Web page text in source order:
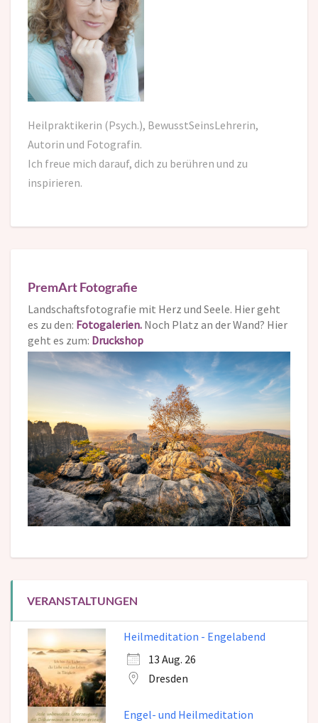
Heilpraktikerin (Psych.), BewusstSeinsLehrerin,
Autorin und Fotografin.
Ich freue mich darauf, dich zu berühren und zu
inspirieren.
PremArt Fotografie
Landschaftsfotografie mit Herz und Seele. Hier geht
es zu den: Fotogalerien. Noch Platz an der Wand? Hier
geht es zum: Druckshop
VERANSTALTUNGEN
Heilmeditation - Engelabend
13 Aug. 26
Dresden
Engel- und Heilmeditation